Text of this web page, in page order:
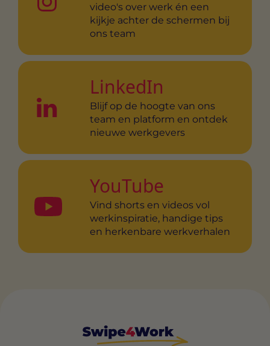
video's over werk én een
kijkje achter de schermen bij
ons team
LinkedIn
Blijf op de hoogte van ons
team en platform en ontdek
nieuwe werkgevers
YouTube
Vind shorts en videos vol
werkinspiratie, handige tips
en herkenbare werkverhalen